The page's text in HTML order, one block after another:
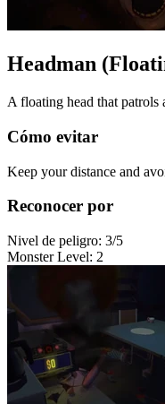
Headman
A floating head that patrols
Cómo evitar
Keep your distance and
Reconocer por
Nivel de peligro: 3/5
Monster Level: 2